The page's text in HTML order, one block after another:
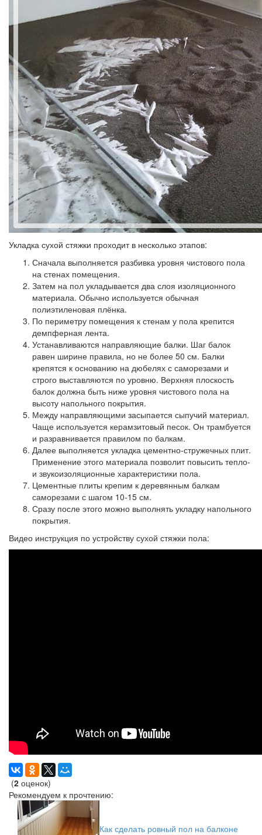
Укладка сухой стяжки проходит в несколько этапов:
Сначала выполняется разбивка уровня чистового пола
на стенах помещения.
Затем на пол укладывается два слоя изоляционного
материала. Обычно используется обычная
полиэтиленовая плёнка.
По периметру помещения к стенам у пола крепится
демпферная лента.
Устанавливаются направляющие балки. Шаг балок
равен ширине правила, но не более 50 см. Балки
крепятся к основанию на дюбелях с саморезами и
строго выставляются по уровню. Верхняя плоскость
балок должна быть ниже уровня чистового пола на
высоту напольного покрытия.
Между направляющими засыпается сыпучий материал.
Чаще используется керамзитовый песок. Он трамбуется
и разравнивается правилом по балкам.
Далее выполняется укладка цементно-стружечных плит.
Применение этого материала позволит повысить тепло-
и звукоизоляционные характеристики пола.
Цементные плиты крепим к деревянным балкам
саморезами с шагом 10-15 см.
Сразу после этого можно выполнять укладку напольного
покрытия.
Видео инструкция по устройству сухой стяжки пола:
(2 оценок)
Рекомендуем к прочтению:
Как сделать ровный пол на балконе